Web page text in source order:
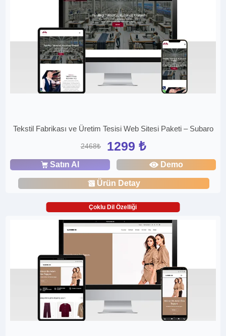
Tekstil Fabrikası ve Üretim Tesisi Web Sitesi Paketi – Subaro
2468₺ 1299 ₺
Satın Al Demo
Ürün Detay
Çoklu Dil Özelliği